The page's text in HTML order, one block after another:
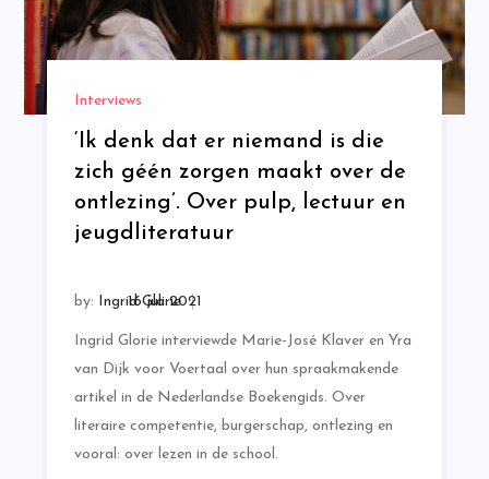
Interviews
‘Ik denk dat er niemand is die
zich géén zorgen maakt over de
ontlezing’. Over pulp, lectuur en
jeugdliteratuur
by: Ingrid Glorie
Ingrid Glorie interviewde Marie-José Klaver en Yra
van Dijk voor Voertaal over hun spraakmakende
artikel in de Nederlandse Boekengids. Over
literaire competentie, burgerschap, ontlezing en
vooral: over lezen in de school.